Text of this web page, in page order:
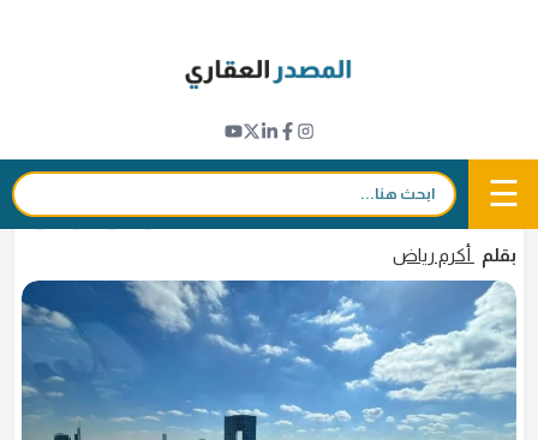
☰ بحث:
2026
7 مايو 2026 - 20:07 f
𝕏
in
بقلم أكرم رياض